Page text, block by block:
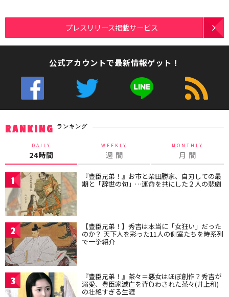
プレスリリース掲載サービス
公式アカウントで最新情報ゲット！
RANKING ランキング
DAILY
24時間
WEEKLY
週 間
MONTHLY
月 間
1 『豊臣兄弟！』お市と柴田勝家、自刃しての最
期と「辞世の句」…運命を共にした２人の悲劇
2 【豊臣兄弟！】秀吉は本当に「女狂い」だった
のか？ 天下人を彩った11人の側室たちを時系列
で一挙紹介
3 『豊臣兄弟！』茶々＝悪女はほぼ創作？秀吉が
溺愛、豊臣家滅亡を背負わされた茶々(井上和)
の壮絶すぎる生涯